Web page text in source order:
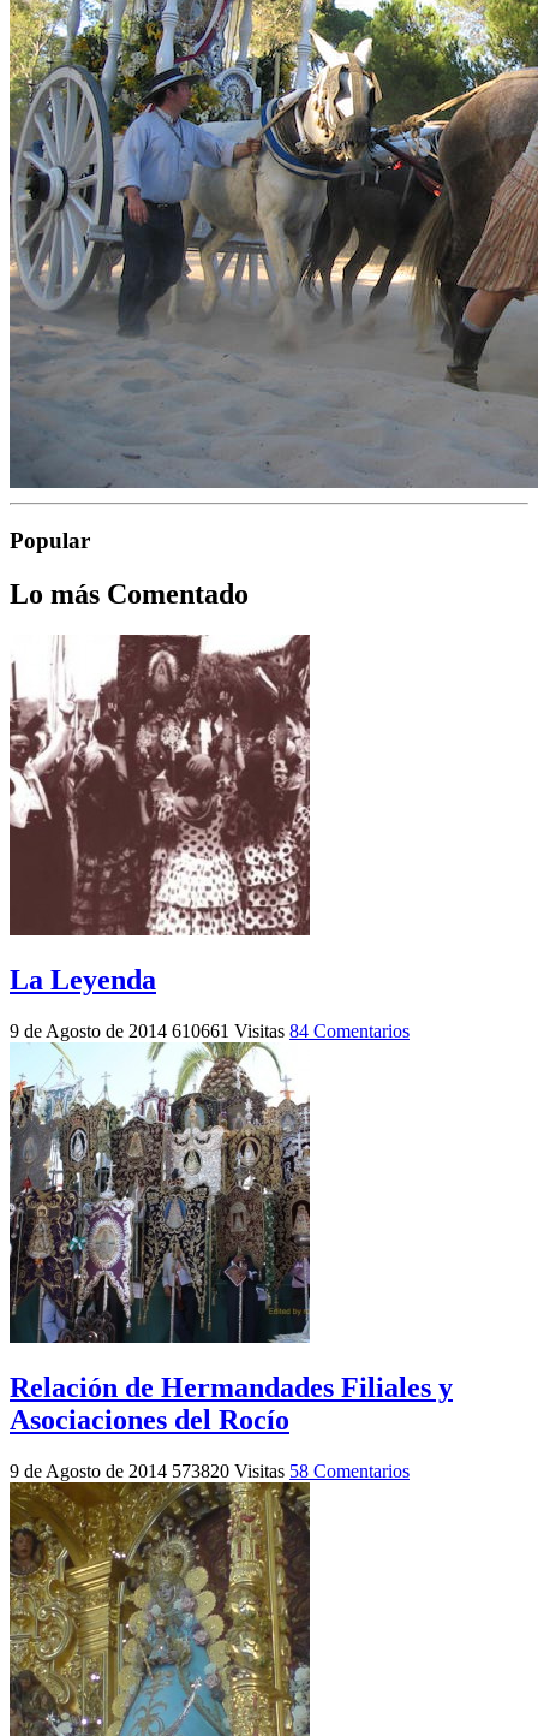
Popular
Lo más Comentado
La Leyenda
9 de Agosto de 2014 610661 Visitas 84 Comentarios
Relación de Hermandades Filiales y
Asociaciones del Rocío
9 de Agosto de 2014 573820 Visitas 58 Comentarios